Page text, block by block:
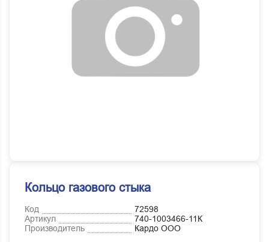
Кольцо газового стыка
Код
72598
Артикул
740-1003466-11К
Производитель
Кардо ООО